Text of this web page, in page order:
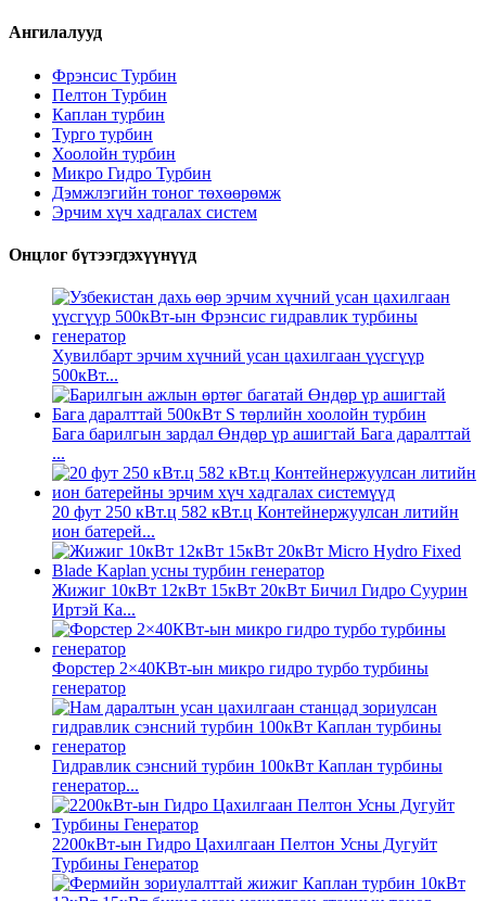
Ангилалууд
Фрэнсис Турбин
Пелтон Турбин
Каплан турбин
Турго турбин
Хоолойн турбин
Микро Гидро Турбин
Дэмжлэгийн тоног төхөөрөмж
Эрчим хүч хадгалах систем
Онцлог бүтээгдэхүүнүүд
Хувилбарт эрчим хүчний усан цахилгаан үүсгүүр
500кВт...
Бага барилгын зардал Өндөр үр ашигтай Бага даралттай
...
20 фут 250 кВт.ц 582 кВт.ц Контейнержуулсан литийн
ион батерей...
Жижиг 10кВт 12кВт 15кВт 20кВт Бичил Гидро Суурин
Иртэй Ка...
Форстер 2×40КВт-ын микро гидро турбо турбины
генератор
Гидравлик сэнсний турбин 100кВт Каплан турбины
генератор...
2200кВт-ын Гидро Цахилгаан Пелтон Усны Дугуйт
Турбины Генератор